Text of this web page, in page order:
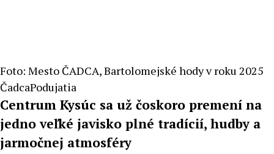
Foto: Mesto ČADCA, Bartolomejské hody v roku 2025
ČadcaPodujatia
Centrum Kysúc sa už čoskoro premení na
jedno veľké javisko plné tradícií, hudby a
jarmočnej atmosféry